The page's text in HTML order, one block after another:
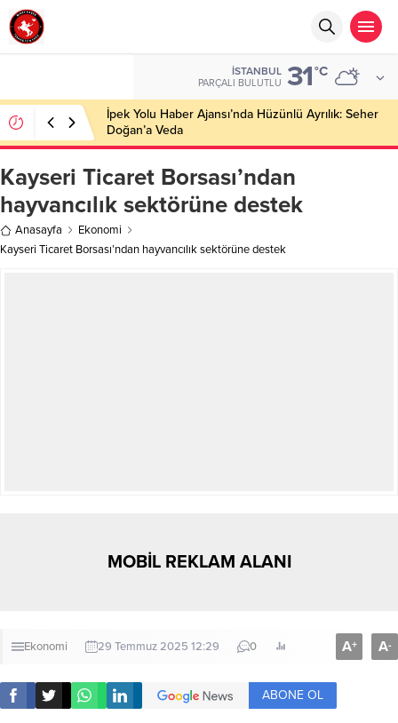
İSTANBUL
PARÇALI BULUTLU 31°C
İpek Yolu Haber Ajansı’nda Hüzünlü Ayrılık: Seher
Doğan’a Veda
Kayseri Ticaret Borsası’ndan
hayvancılık sektörüne destek
Anasayfa
Ekonomi
Kayseri Ticaret Borsası’ndan hayvancılık sektörüne destek
MOBİL REKLAM ALANI
Ekonomi 29 Temmuz 2025 12:29 0 A+ A-
ABONE OL